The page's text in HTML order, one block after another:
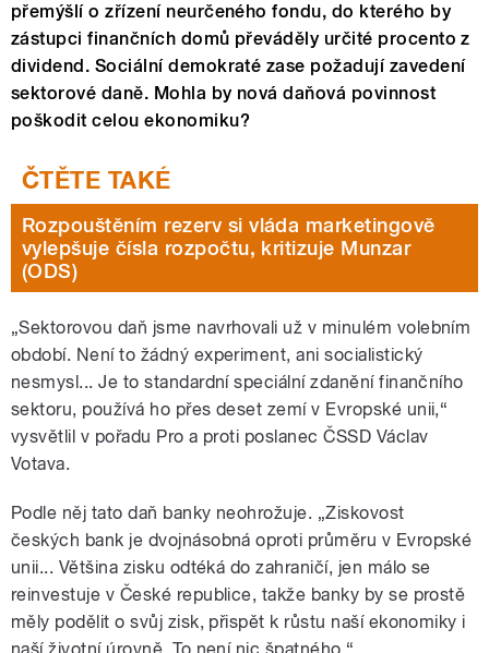
přemýšlí o zřízení neurčeného fondu, do kterého by
zástupci finančních domů převáděly určité procento z
dividend. Sociální demokraté zase požadují zavedení
sektorové daně. Mohla by nová daňová povinnost
poškodit celou ekonomiku?
Rozpouštěním rezerv si vláda marketingově
vylepšuje čísla rozpočtu, kritizuje Munzar
(ODS)
„Sektorovou daň jsme navrhovali už v minulém volebním
období. Není to žádný experiment, ani socialistický
nesmysl... Je to standardní speciální zdanění finančního
sektoru, používá ho přes deset zemí v Evropské unii,“
vysvětlil v pořadu Pro a proti poslanec ČSSD Václav
Votava.
Podle něj tato daň banky neohrožuje. „Ziskovost
českých bank je dvojnásobná oproti průměru v Evropské
unii... Většina zisku odtéká do zahraničí, jen málo se
reinvestuje v České republice, takže banky by se prostě
měly podělit o svůj zisk, přispět k růstu naší ekonomiky i